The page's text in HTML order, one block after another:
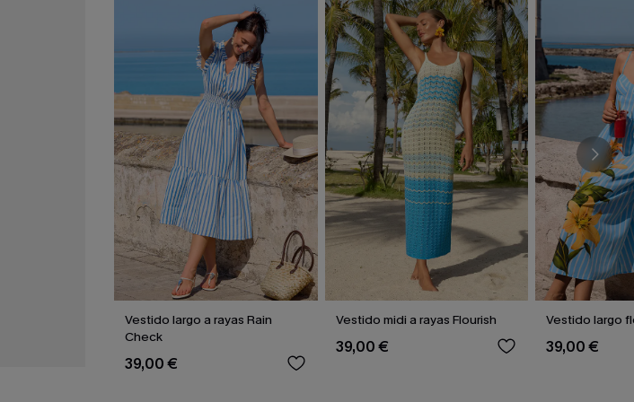
Vestido largo a rayas Rain
Check
39,00 €
Vestido midi a rayas Flourish
39,00 €
Vestido largo
39,00 €